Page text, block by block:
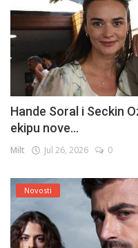
Hande Soral i Seckin
ekipu nove...
Milt Jul 26, 2026 0
Novosti